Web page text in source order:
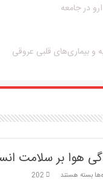
در جامعه
و بیماری‌های قلبی عروقی
هوا بر سلامت
برای
بسته هستند 202